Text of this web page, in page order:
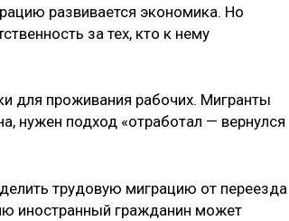
развивается экономика. Но
за тех, кто к нему
для проживания рабочих. Мигранты
нужен подход «отработал — вернулся
трудовую миграцию от переезда
иностранный гражданин может